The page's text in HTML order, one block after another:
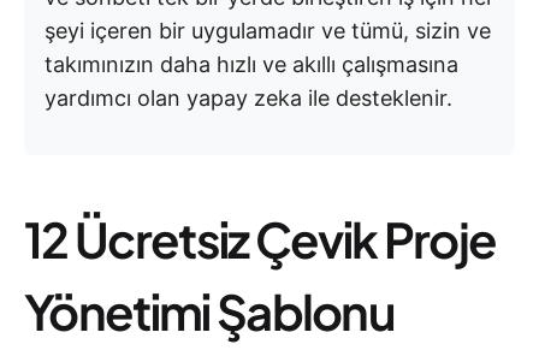
şeyi içeren bir uygulamadır ve tümü, sizin ve
takımınızın daha hızlı ve akıllı çalışmasına
yardımcı olan yapay zeka ile desteklenir.
12 Ücretsiz Çevik Proje
Yönetimi Şablonu